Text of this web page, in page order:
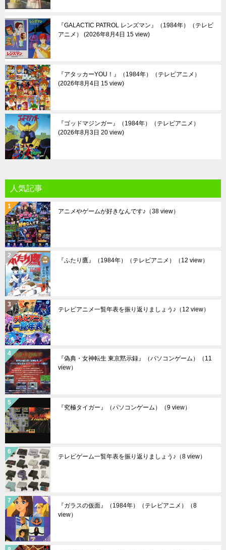
『GALACTIC PATROL レンズマン』（1984年）（テレビ
アニメ）
2026年8月4日 15 view
『アタッカーYOU！』（1984年）（テレビアニメ）
2026年8月4日 15 view
『ゴッドマジンガー』（1984年）（テレビアニメ）
2026年8月3日 20 view
人気記事
アニメやゲームが好きなんです♪ （38 view）
『ふたり鷹』（1984年）（テレビアニメ） （12 view）
テレビアニメ一覧年表を振り返りましょう♪ （12 view）
『偽典・女神転生 東京黙示録』（パソコンゲーム）
（11
view）
『究極タイガー』（パソコンゲーム） （9 view）
テレビゲーム一覧年表を振り返りましょう♪ （8 view）
『ガラスの仮面』（1984年）（テレビアニメ）
（8
view）